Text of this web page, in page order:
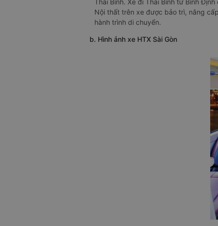
Thái Bình. Xe đi Thái Bình từ Bình
Nội thất trên xe được bảo trì, nâng
hành trình di chuyển.
b. Hình ảnh xe HTX Sài Gòn